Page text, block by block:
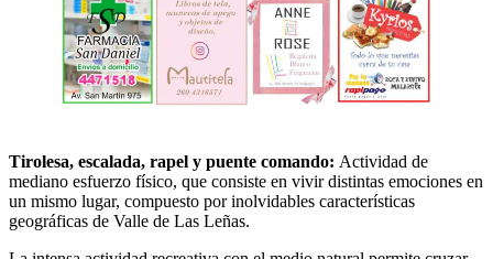
Tirolesa, escalada, rapel y puente comando: Actividad de
mediano esfuerzo físico, que consiste en vivir distintas emociones en
un mismo lugar, compuesto por inolvidables características
geográficas de Valle de Las Leñas.